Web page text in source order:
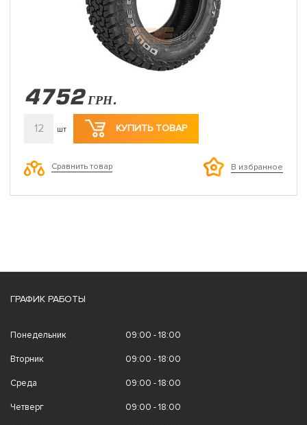
4752 ГРН.
12 шт КУПИТЬ ТОВАР
Сравнить товар В избранное
ГРАФИК РАБОТЫ
Понедельник 09:00 - 18:00
Вторник 09:00 - 18:00
Среда 09:00 - 18:00
Четверг 09:00 - 18:00